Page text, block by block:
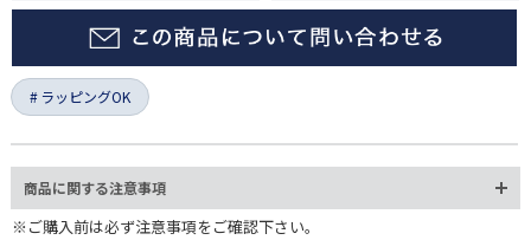
ラッピングOK
商品に関する注意事項
※ご購入前は必ず注意事項をご確認下さい。